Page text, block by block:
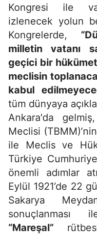
Kongresi ile
izlenecek yolun
Kongrelerde,
milletin vatanı
geçici bir
meclisin
kabul
tüm dünyaya
Ankara'da
Meclisi
ile Meclis ve
Türkiye
önemli adımlar
Eylül 1921’de 22
Sakarya
sonuçlanması
“Mareşal”